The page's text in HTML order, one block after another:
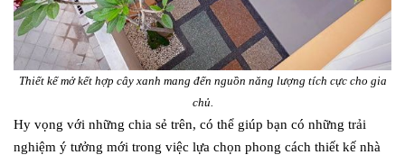
Thiết kế mở kết hợp cây xanh mang đến nguồn năng lượng tích cực cho gia
chủ.
Hy vọng với những chia sẻ trên, có thể giúp bạn có những trải
nghiệm ý tưởng mới trong việc lựa chọn phong cách thiết kế nhà